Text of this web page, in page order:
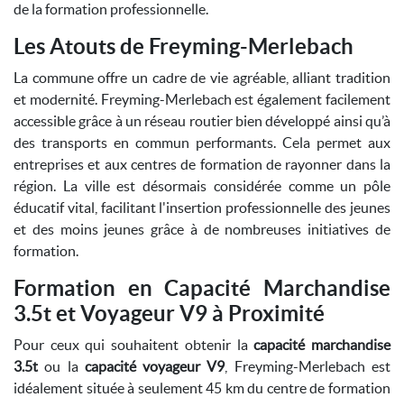
de la formation professionnelle.
Les Atouts de Freyming-Merlebach
La commune offre un cadre de vie agréable, alliant tradition
et modernité. Freyming-Merlebach est également facilement
accessible grâce à un réseau routier bien développé ainsi qu’à
des transports en commun performants. Cela permet aux
entreprises et aux centres de formation de rayonner dans la
région. La ville est désormais considérée comme un pôle
éducatif vital, facilitant l'insertion professionnelle des jeunes
et des moins jeunes grâce à de nombreuses initiatives de
formation.
Formation en Capacité Marchandise
3.5t et Voyageur V9 à Proximité
Pour ceux qui souhaitent obtenir lacapacité marchandise
3.5t ou la capacité voyageur V9, Freyming-Merlebach est
idéalement située à seulement 45 km du centre de formation